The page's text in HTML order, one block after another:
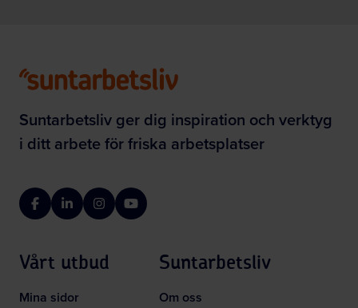
Suntarbetsliv ger dig inspiration och verktyg
i ditt arbete för friska arbetsplatser
FacebookLinkedInInstagramYouTube
Vårt utbud
Mina sidor
Suntarbetsliv
Om oss